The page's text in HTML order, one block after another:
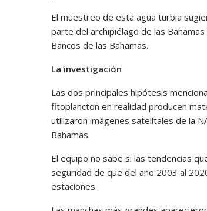
El muestreo de esta agua turbia
parte del archipiélago de las
Bancos de las Bahamas.
La investigación
Las dos principales hipótesis
fitoplancton en realidad producen
utilizaron imágenes satelitales de la
Bahamas.
El equipo no sabe si las tendencias
seguridad de que del año 2003 al
estaciones.